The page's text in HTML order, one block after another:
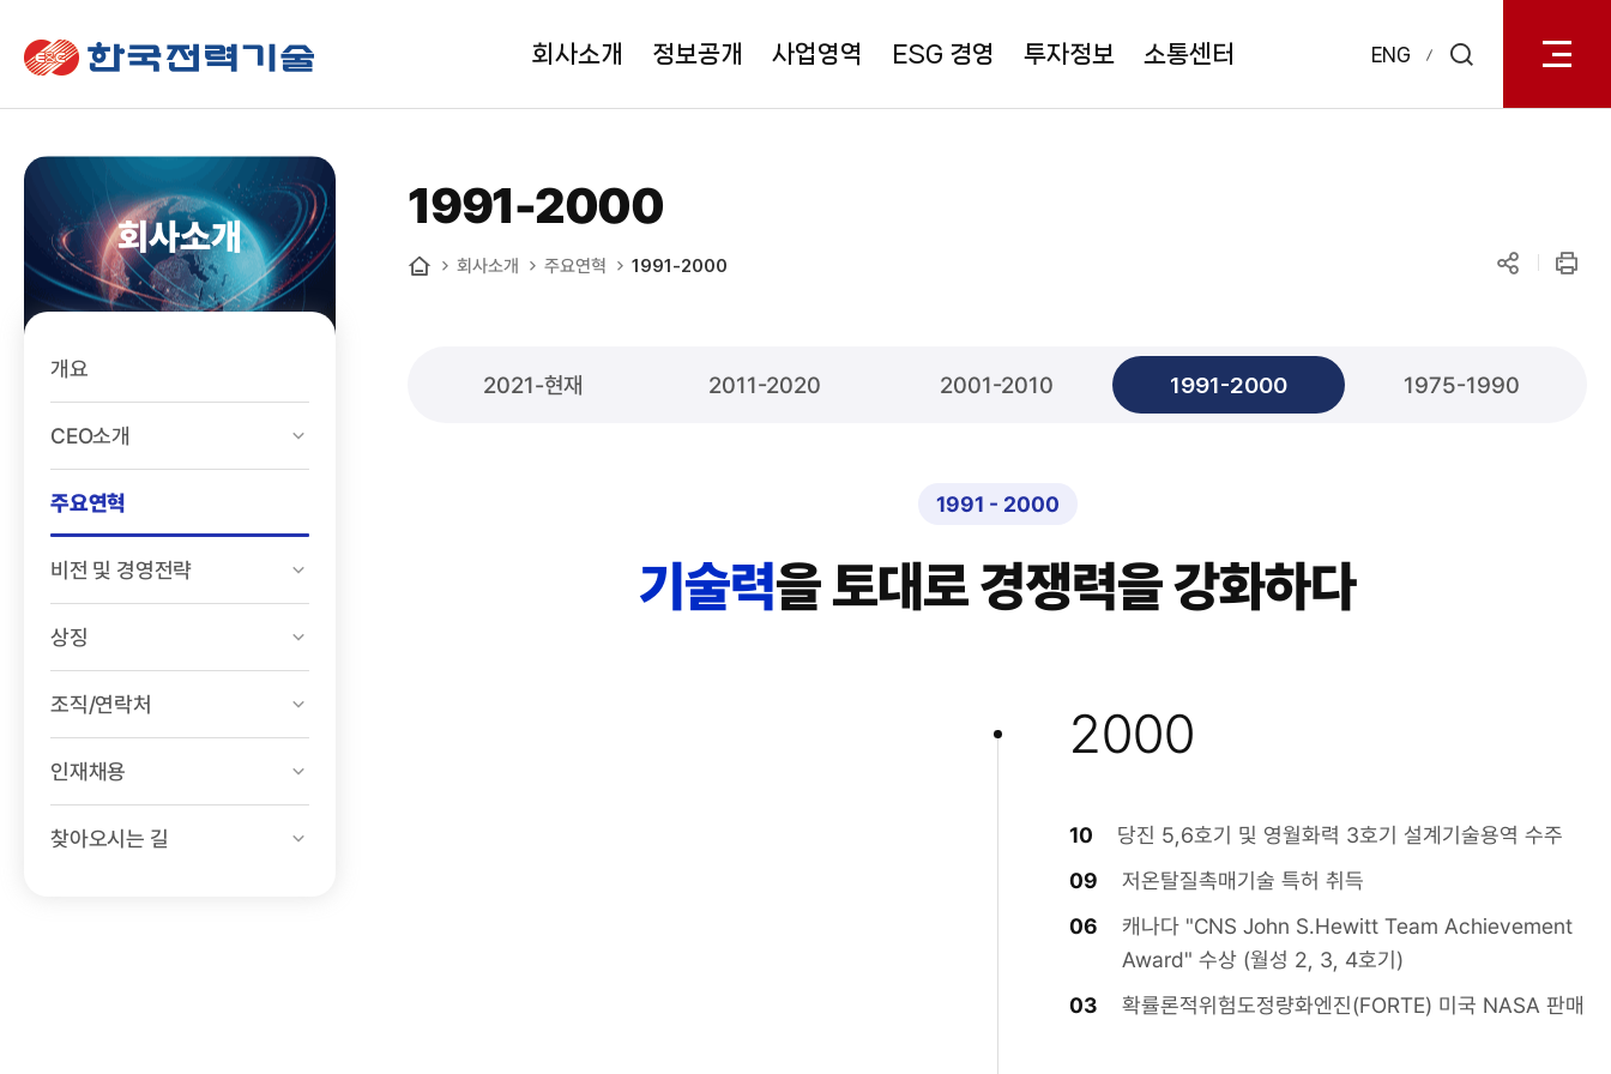
한국전력기술
회사소개 정보공개 사업영역 ESG 경영 투자정보 소통센터 ENG
열기
회사소개
개요
CEO소개
주요연혁
비전 및 경영전략
상징
조직/연락처
인재채용
찾아오시는 길
1991-2000
회사소개 주요연혁 1991-2000
2021-현재 2011-2020 2001-2010 1991-2000 1975-1990
1991 - 2000
기술력을 토대로 경쟁력을 강화하다
2000
10
당진 5,6호기 및 영월화력 3호기 설계기술용역 수주
09
저온탈질촉매기술 특허 취득
06
캐나다 "CNS John S.Hewitt Team Achievement
Award" 수상 (월성 2, 3, 4호기)
03
확률론적위험도정량화엔진(FORTE) 미국 NASA 판매